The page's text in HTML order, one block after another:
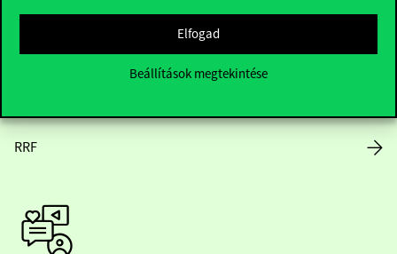
Elfogad
Beállítások megtekintése
Közérdekű adatok
RRF